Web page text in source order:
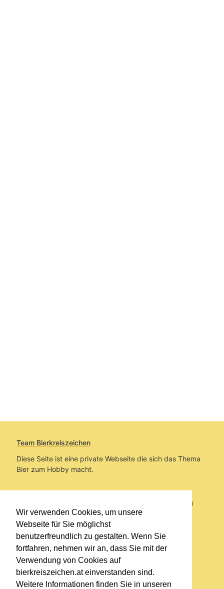
Wir verwenden Cookies, um unsere
Webseite für Sie möglichst
benutzerfreundlich zu gestalten. Wenn Sie
fortfahren, nehmen wir an, dass Sie mit der
Verwendung von Cookies auf
bierkreiszeichen.at einverstanden sind.
Weitere Informationen finden Sie in unseren
Team Bierkreiszeichen
Diese Seite ist eine private Webseite die sich das Thema
Bier zum Hobby macht.
Sie befinden sich auf https://www.bierkreiszeichen.at/
im Pfad:Bierkreiszeichen/Gesammelte Biere
Erstellt: 2026-08-07
Links
Kontakt